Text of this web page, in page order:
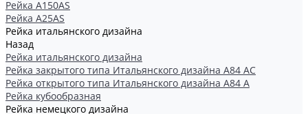
Рейка А150АS
Рейка А25АS
Рейка итальянского дизайна
Назад
Рейка итальянского дизайна
Рейка закрытого типа Итальянского дизайна А84 АС
Рейка открытого типа Итальянского дизайна А84 А
Рейка кубообразная
Рейка немецкого дизайна